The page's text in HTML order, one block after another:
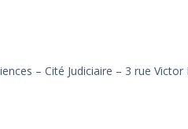
– Cité Judiciaire – 3 rue Victor